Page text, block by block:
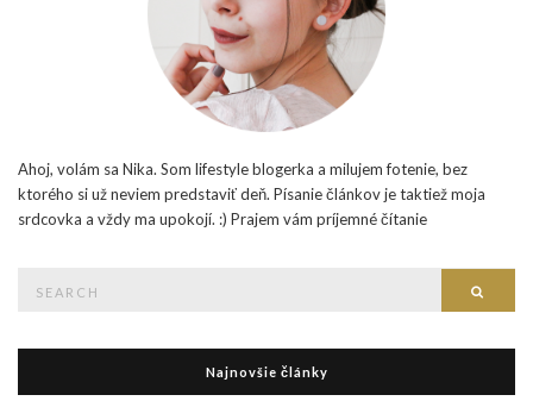
Ahoj, volám sa Nika. Som lifestyle blogerka a milujem fotenie, bez
ktorého si už neviem predstaviť deň. Písanie článkov je taktiež moja
srdcovka a vždy ma upokojí. :) Prajem vám príjemné čítanie
Najnovšie články